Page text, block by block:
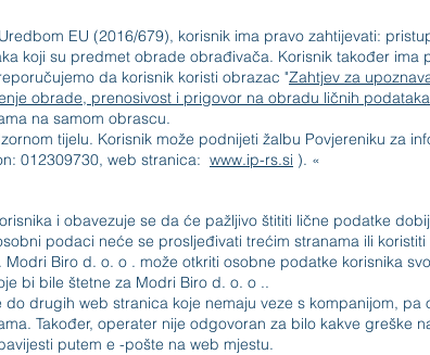
EU (2016/679), korisnik ima pravo zahtijevati:
koji su predmet obrade obrađivača. Korisnik također ima
da korisnik koristi obrazac "Zahtjev za
obrade, prenosivost i prigovor na obradu ličnih podataka
na samom obrascu.
tijelu. Korisnik može podnijeti žalbu Povjereniku za
012309730, web stranica: www.ip-rs.si ). «
i obavezuje se da će pažljivo štititi lične podatke
podaci neće se prosljeđivati trećim stranama ili
Modri Biro d. o. o . može otkriti osobne podatke korisnika
bi bile štetne za Modri Biro d. o. o ..
drugih web stranica koje nemaju veze s kompanijom,
Također, operater nije odgovoran za bilo kakve greške
putem e -pošte na web mjestu.